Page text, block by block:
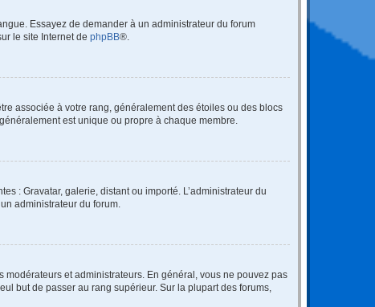
Essayez de demander à un administrateur du forum
le site Internet de phpBB®.
associée à votre rang, généralement des étoiles ou des blocs
est unique ou propre à chaque membre.
: Gravatar, galerie, distant ou importé. L’administrateur du
administrateur du forum.
et administrateurs. En général, vous ne pouvez pas
but de passer au rang supérieur. Sur la plupart des forums,